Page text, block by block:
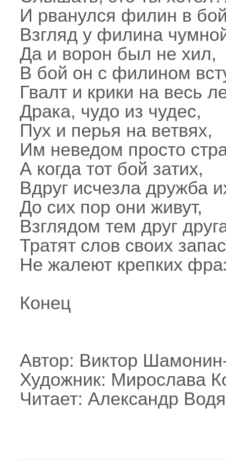
И рванулся филин в
Взгляд у филина
Да и ворон был не хил,
В бой он с филином
Гвалт и крики на весь
Драка, чудо из чудес,
Пух и перья на ветвях,
Им неведом просто
А когда тот бой затих,
Вдруг исчезла дружба
До сих пор они живут,
Взглядом тем друг
Тратят слов своих
Не жалеют крепких
Конец
Автор: Виктор
Художник: Мирослава
Читает: Александр